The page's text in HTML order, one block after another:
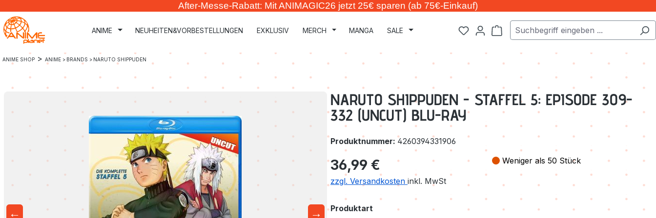
Hauptinhalt springen
Zur Suche springen
Zur Hauptnavigation springen
After-Messe-Rabatt: Mit ANIMAGIC26 jetzt 25€ sparen (ab 75€-Einkauf)
ANIME NEUHEITEN&VORBESTELLUNGEN EXKLUSIV MERCH MANGA SALE Warenkorb enthält 0 Positionen. Der
ANIME SHOP > ANIME > BRANDS > NARUTO SHIPPUDEN
← →
NARUTO SHIPPUDEN - STAFFEL 5: EPISODE 309-
332 (UNCUT) BLU-RAY
Produktnummer: 4260394331906
Regulärer Preis:
36,99 €
zzgl. Versandkosten inkl. MwSt
Weniger als 50 Stück
Produktart auswählen